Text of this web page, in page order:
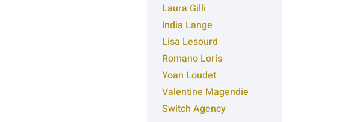
Laura Gilli
India Lange
Lisa Lesourd
Romano Loris
Yoan Loudet
Valentine Magendie
Switch Agency